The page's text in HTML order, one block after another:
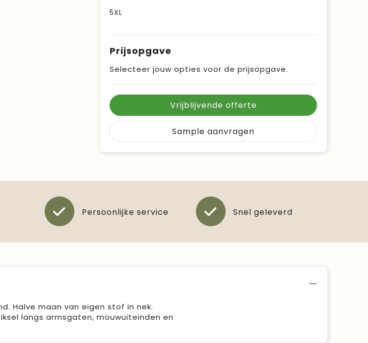
5XL
Prijsopgave
Selecteer jouw opties voor de prijsopgave.
Vrijblijvende offerte
Sample aanvragen
Persoonlijke service Snel geleverd
Halve maan van eigen stof in nek.
langs armsgaten, mouwuiteinden en